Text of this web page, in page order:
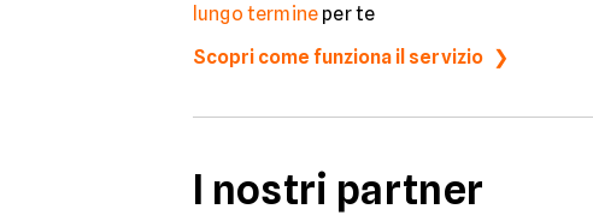
lungo termine per te
Scopri come funziona il servizio
I nostri partner